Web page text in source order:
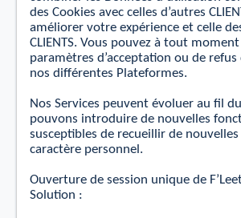
des Cookies avec celles d’autres
améliorer votre expérience et celle
CLIENTS. Vous pouvez à tout
paramètres d’acceptation ou de refus
nos diﬀérentes Plateformes.
Nos Services peuvent évoluer au ﬁl
pouvons introduire de nouvelles
susceptibles de recueillir de nouvelles
caractère personnel.
Ouverture de session unique de
Solution :